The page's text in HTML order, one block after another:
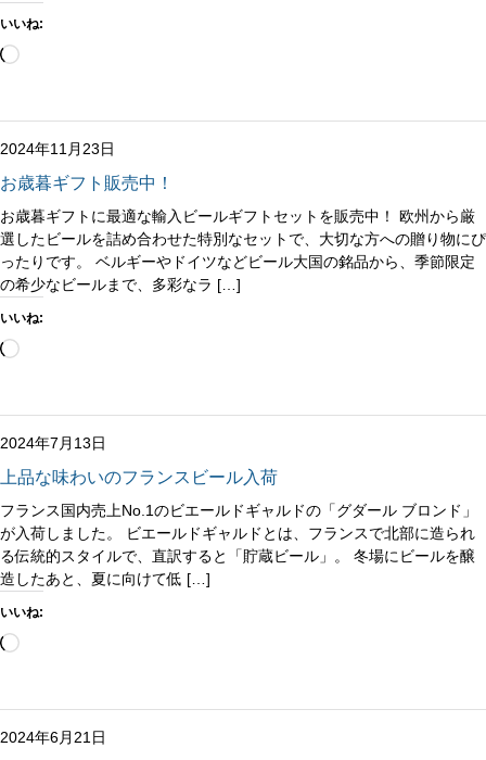
いいね:
読
み
中…
2024年11月23日
お歳暮ギフト販売中！
お歳暮ギフトに最適な輸入ビールギフトセットを販売中！ 欧州から厳
選したビールを詰め合わせた特別なセットで、大切な方への贈り物にぴ
ったりです。 ベルギーやドイツなどビール大国の銘品から、季節限定
の希少なビールまで、多彩なラ […]
いいね:
読
み
中…
2024年7月13日
上品な味わいのフランスビール入荷
フランス国内売上No.1のビエールドギャルドの「グダール ブロンド」
が入荷しました。 ビエールドギャルドとは、フランスで北部に造られ
る伝統的スタイルで、直訳すると「貯蔵ビール」。 冬場にビールを醸
造したあと、夏に向けて低 […]
いいね:
読
み
中…
2024年6月21日